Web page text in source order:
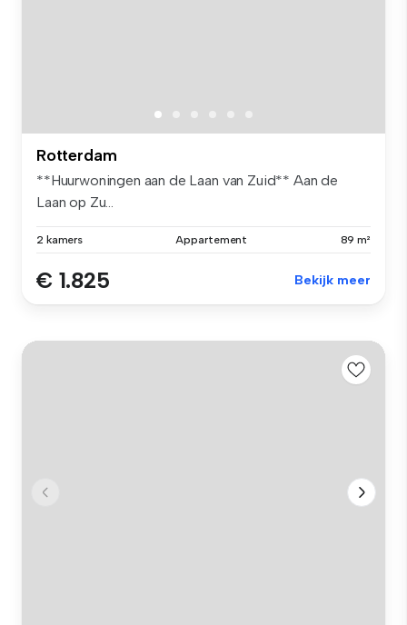
Rotterdam
**Huurwoningen aan de Laan van Zuid** Aan de
Laan op Zu...
2 kamers Appartement 89 m²
€ 1.825 Bekijk meer